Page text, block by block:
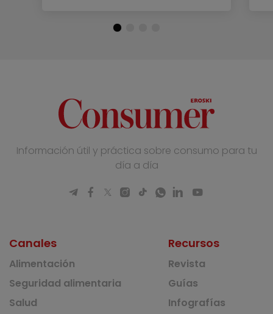
Información útil y práctica sobre consumo para tu
día a día
Canales
Alimentación
Seguridad alimentaria
Salud
Recursos
Revista
Guías
Infografías